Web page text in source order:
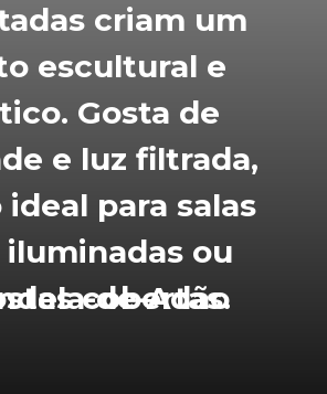
criam um
escultural e
Gosta de
e luz filtrada,
ideal para salas
iluminadas ou
cobertas.
de-Adão